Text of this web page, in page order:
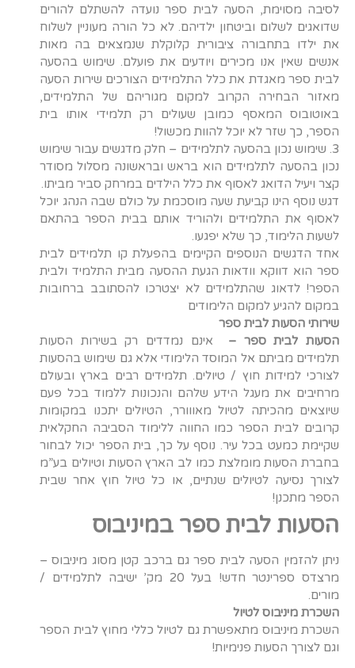
לסיבה מסוימת, הסעה לבית ספר נועדה להשתלם להורים
שדואגים לשלום וביטחון ילדיהם. לא כל הורה מעוניין לשלוח
את ילדו בתחבורה ציבורית קלוקלת שנמצאים בה מאות
אנשים שאין אנו מכירים ויודעים את פועלם. שימוש בהסעה
לבית ספר מאגדת את כלל התלמידים הצורכים שירות הסעה
מאזור הבחירה הקרוב למקום מגוריהם של התלמידים,
באוטובוס המאסף כמובן שעולים רק תלמידי אותו בית
הספר, כך שזר לא יוכל להוות מכשול!
3. שימוש נכון בהסעה לתלמידים – חלק מדגשים עבור שימוש
נכון בהסעה לתלמידים הוא בראש ובראשונה מסלול מסודר
קצר ויעיל הדואג לאסוף את כלל הילדים במרחק סביר מביתו.
דגש נוסף הינו קביעת שעה מוסכמת על כולם שבה הנהג יוכל
לאסוף את התלמידים ולהוריד אותם בבית הספר בהתאם
לשעות הלימוד, כך שלא יפגעו.
אחד הדגשים הנוספים הקיימים בהפעלת קו תלמידים לבית
ספר הוא דווקא וודאות הגעת ההסעה מבית התלמיד ולבית
הספר! לדאוג שהתלמידים לא יצטרכו להסתובב ברחובות
במקום להגיע למקום הלימודים
שירותי הסעות לבית ספר
הסעות לבית ספר –
אינם נמדדים רק בשירות הסעות
תלמידים מביתם אל המוסד הלימודי אלא גם שימוש בהסעות
לצורכי למידות חוץ / טיולים. תלמידים רבים בארץ ובעולם
מרחיבים את מעגל הידע שלהם והנכונות ללמוד בכל פעם
שיוצאים מהכיתה לטיול מאווורר, הטיולים יתכנו במקומות
קרובים לבית הספר כמו החווה ללימוד הסביבה החקלאית
שקיימת כמעט בכל עיר. נוסף על כך, בית הספר יכול לבחור
בחברת הסעות מומלצת כמו לב הארץ הסעות וטיולים בע”מ
לצורך נסיעה לטיולים שנתיים, או כל טיול חוץ אחר שבית
הספר מתכנן!
הסעות לבית ספר במיניבוס
ניתן להזמין הסעה לבית ספר גם ברכב קטן מסוג מיניבוס –
מרצדס ספרינטר חדש! בעל 20 מק’ ישיבה לתלמידים /
מורים.
השכרת מיניבוס לטיול
השכרת מיניבוס מתאפשרת גם לטיול כללי מחוץ לבית הספר
וגם לצורך הסעות פנימיות!